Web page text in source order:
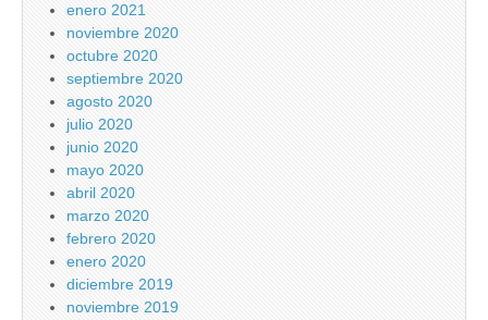
enero 2021
noviembre 2020
octubre 2020
septiembre 2020
agosto 2020
julio 2020
junio 2020
mayo 2020
abril 2020
marzo 2020
febrero 2020
enero 2020
diciembre 2019
noviembre 2019